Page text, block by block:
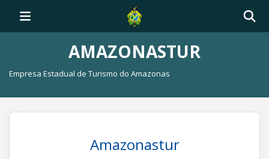
AMAZONASTUR
Empresa Estadual de Turismo do Amazonas
Amazonastur